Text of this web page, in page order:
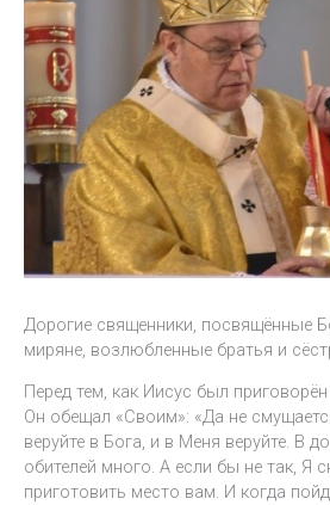
Дорогие священники, посвящённые
миряне, возлюбленные братья и
Перед тем, как Иисус был
Он обещал «Своим»: «Да не
веруйте в Бога, и в Меня веруйте. В
обителей много. А если бы не так, Я
приготовить место вам. И когда